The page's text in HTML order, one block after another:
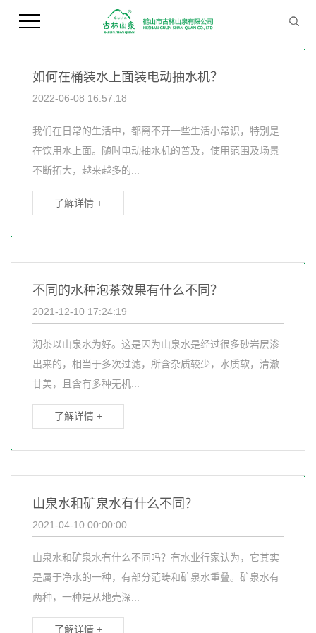
您当前的位置 ： 首 页>>新闻资讯>>技术知识
如何在桶装水上面装电动抽水机？
2022-06-08 16:57:18
我们在日常的生活中，都离不开一些生活小常识，特别是
在饮用水上面。随时电动抽水机的普及，使用范围及场景
不断拓大，越来越多的...
了解详情 +
不同的水种泡茶效果有什么不同？
2021-12-10 17:24:19
沏茶以山泉水为好。这是因为山泉水是经过很多砂岩层渗
出来的，相当于多次过滤，所含杂质较少，水质软，清澈
甘美，且含有多种无机...
了解详情 +
山泉水和矿泉水有什么不同？
2021-04-10 00:00:00
山泉水和矿泉水有什么不同吗？有水业行家认为，它其实
是属于净水的一种，有部分范畴和矿泉水重叠。矿泉水有
两种，一种是从地壳深...
了解详情 +